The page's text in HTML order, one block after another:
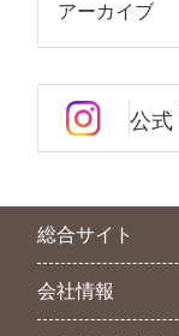
アーカイブ
公式
総合サイト
会社情報